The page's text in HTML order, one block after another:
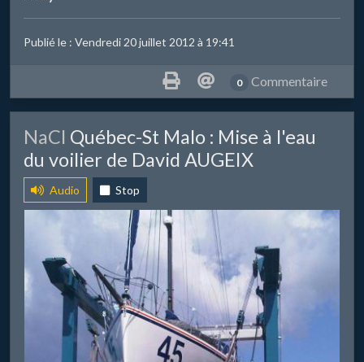
Publié le : Vendredi 20 juillet 2012 à 19:41
0 Commentaire
​NaCl Québec-St Malo : Mise à l'eau
du voilier de David AUGEIX
Audio Stop